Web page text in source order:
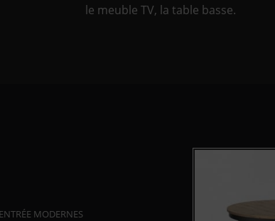
le meuble TV, la table basse.
MODERNES